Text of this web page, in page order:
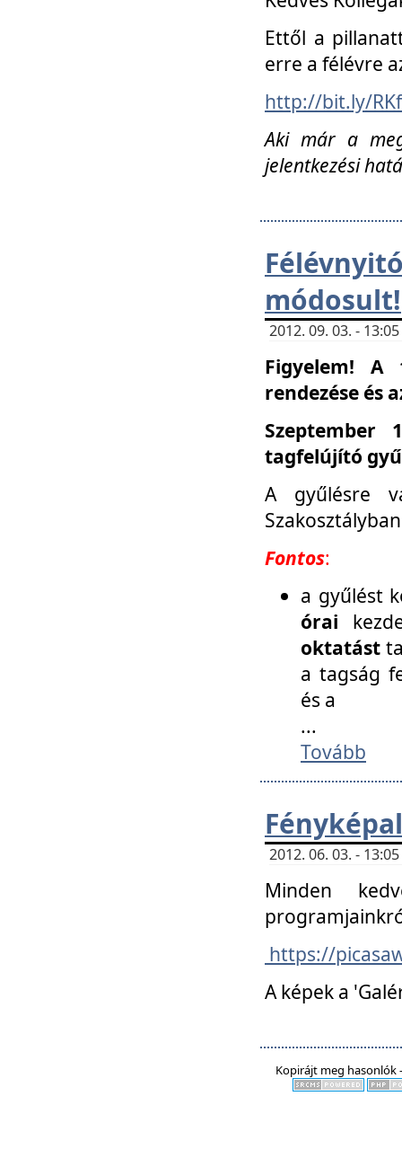
Ettől a
erre a félévre
http://bit.ly/
Aki már a
jelentkezési
módosult!
2012. 09. 03. -
Figyelem! A
rendezése és
Szeptember
tagfelújító
A gyűlésre
Fontos:
a gyűlést
órai
oktatást
a tagság
és a
...
Tovább
2012. 06. 03. -
Minden
https://
A képek a
Kopirájt meg hasonlók